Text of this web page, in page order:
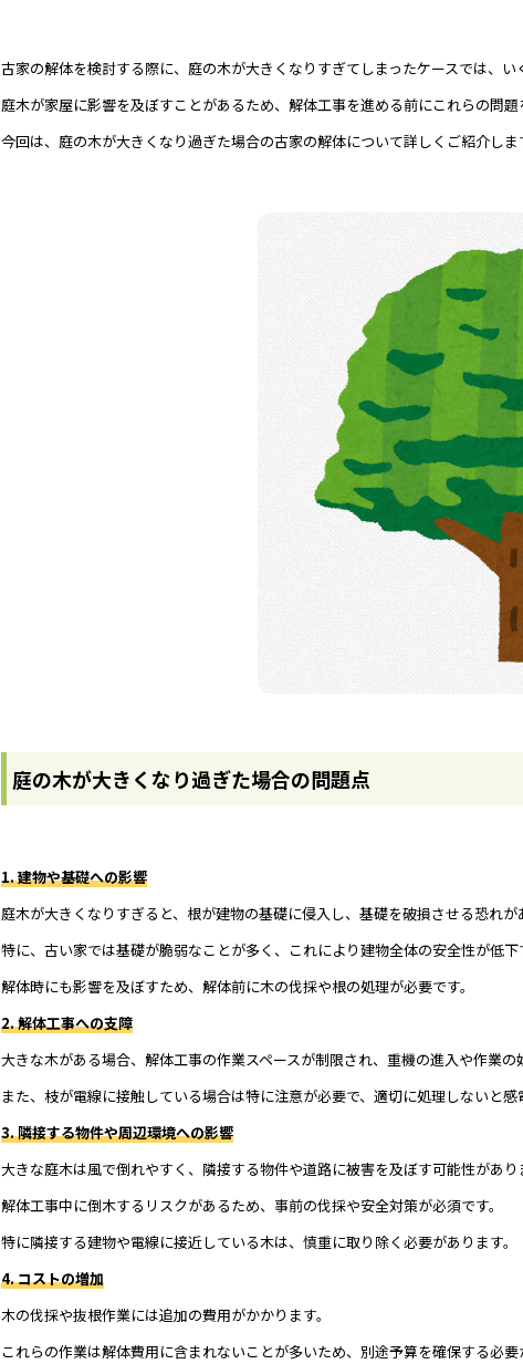
古家の解体を検討する際に、庭の木が大きくなりすぎてしまったケースでは、い
庭木が家屋に影響を及ぼすことがあるため、解体工事を進める前にこれらの問題
今回は、庭の木が大きくなり過ぎた場合の古家の解体について詳しくご紹介しま
庭の木が大きくなり過ぎた場合の問題点
1. 建物や基礎への影響
庭木が大きくなりすぎると、根が建物の基礎に侵入し、基礎を破損させる恐れが
特に、古い家では基礎が脆弱なことが多く、これにより建物全体の安全性が低下
解体時にも影響を及ぼすため、解体前に木の伐採や根の処理が必要です。
2. 解体工事への支障
大きな木がある場合、解体工事の作業スペースが制限され、重機の進入や作業の
また、枝が電線に接触している場合は特に注意が必要で、適切に処理しないと感
3. 隣接する物件や周辺環境への影響
大きな庭木は風で倒れやすく、隣接する物件や道路に被害を及ぼす可能性があり
解体工事中に倒木するリスクがあるため、事前の伐採や安全対策が必須です。
特に隣接する建物や電線に接近している木は、慎重に取り除く必要があります。
4. コストの増加
木の伐採や抜根作業には追加の費用がかかります。
これらの作業は解体費用に含まれないことが多いため、別途予算を確保する必